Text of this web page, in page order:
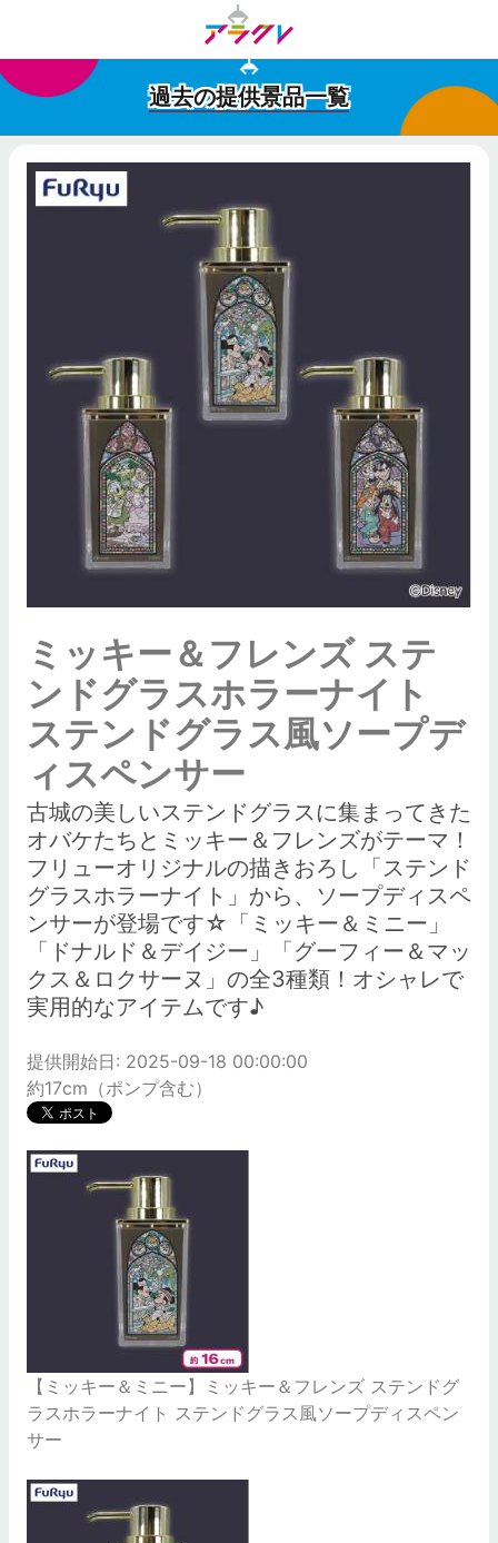
過去の提供景品一覧
ミッキー＆フレンズ ステ
ンドグラスホラーナイト
ステンドグラス風ソープデ
ィスペンサー
古城の美しいステンドグラスに集まってきた
オバケたちとミッキー＆フレンズがテーマ！
フリューオリジナルの描きおろし「ステンド
グラスホラーナイト」から、ソープディスペ
ンサーが登場です☆「ミッキー＆ミニー」
「ドナルド＆デイジー」「グーフィー＆マッ
クス＆ロクサーヌ」の全3種類！オシャレで
実用的なアイテムです♪
提供開始日: 2025-09-18 00:00:00
約17cm（ポンプ含む）
【ミッキー＆ミニー】ミッキー＆フレンズ ステンドグ
ラスホラーナイト ステンドグラス風ソープディスペン
サー